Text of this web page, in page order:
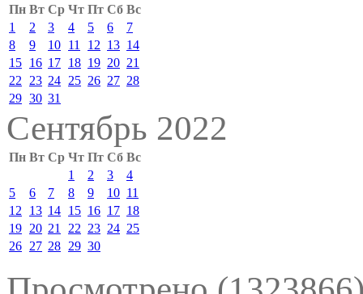
Пн Вт Ср Чт Пт Сб Вс
1
2 3 4 5 6
7
8
9 10 11 12 13 14
15 16 17 18 19 20 21
22
23 24 25 26 27 28
29 30 31
Сентябрь 2022
Пн Вт Ср Чт Пт Сб Вс
1
2 3
4
5
6 7 8 9 10 11
12
13 14 15 16 17 18
19 20 21 22 23 24 25
26 27 28 29 30